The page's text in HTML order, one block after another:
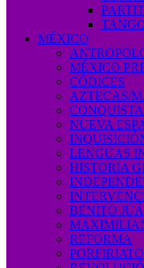
MÉXICO
MÉXICO
CÓDICES
AZTECAS/
CONQUISTA
NUEVA
LENGUAS
HISTORIA
BENITO
REFORMA
PORFIRIATO